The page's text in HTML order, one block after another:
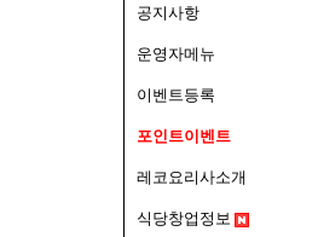
공지사항
운영자메뉴
이벤트등록
포인트이벤트
레코요리사소개
식당창업정보